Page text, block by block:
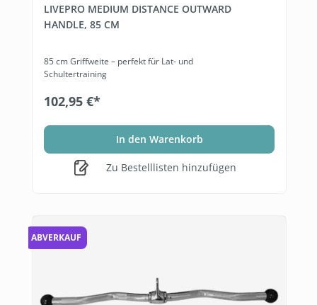
LIVEPRO MEDIUM DISTANCE OUTWARD
HANDLE, 85 CM
85 cm Griffweite – perfekt für Lat- und
Schultertraining
102,95 €*
In den Warenkorb
Zu Bestelllisten hinzufügen
ABVERKAUF